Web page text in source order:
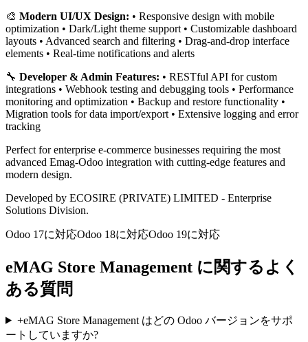
🎨 Modern UI/UX Design: • Responsive design with mobile
optimization • Dark/Light theme support • Customizable dashboard
layouts • Advanced search and filtering • Drag-and-drop interface
elements • Real-time notifications and alerts
🔧 Developer & Admin Features: • RESTful API for custom
integrations • Webhook testing and debugging tools • Performance
monitoring and optimization • Backup and restore functionality •
Migration tools for data import/export • Extensive logging and error
tracking
Perfect for enterprise e-commerce businesses requiring the most
advanced Emag-Odoo integration with cutting-edge features and
modern design.
Developed by ECOSIRE (PRIVATE) LIMITED - Enterprise
Solutions Division.
Odoo 17に対応Odoo 18に対応Odoo 19に対応
eMAG Store Management に関するよく
ある質問
+eMAG Store Management はどの Odoo バージョンをサポ
ートしていますか?